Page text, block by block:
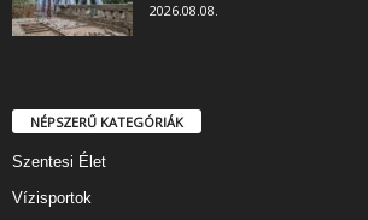
2026.08.08.
NÉPSZERŰ KATEGÓRIÁK
Szentesi Élet
Vízisportok